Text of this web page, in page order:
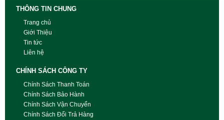
THÔNG TIN CHUNG
Trang chủ
Giới Thiệu
Tin tức
Liên hệ
CHÍNH SÁCH CÔNG TY
Chính Sách Thanh Toán
Chính Sách Bảo Hành
Chính Sách Vận Chuyển
Chính Sách Đổi Trả Hàng